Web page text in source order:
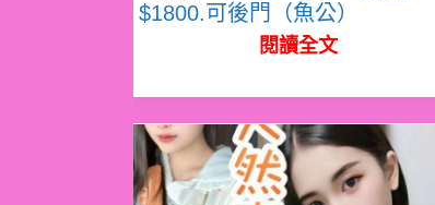
$1800.可後門（魚公）
閱讀全文